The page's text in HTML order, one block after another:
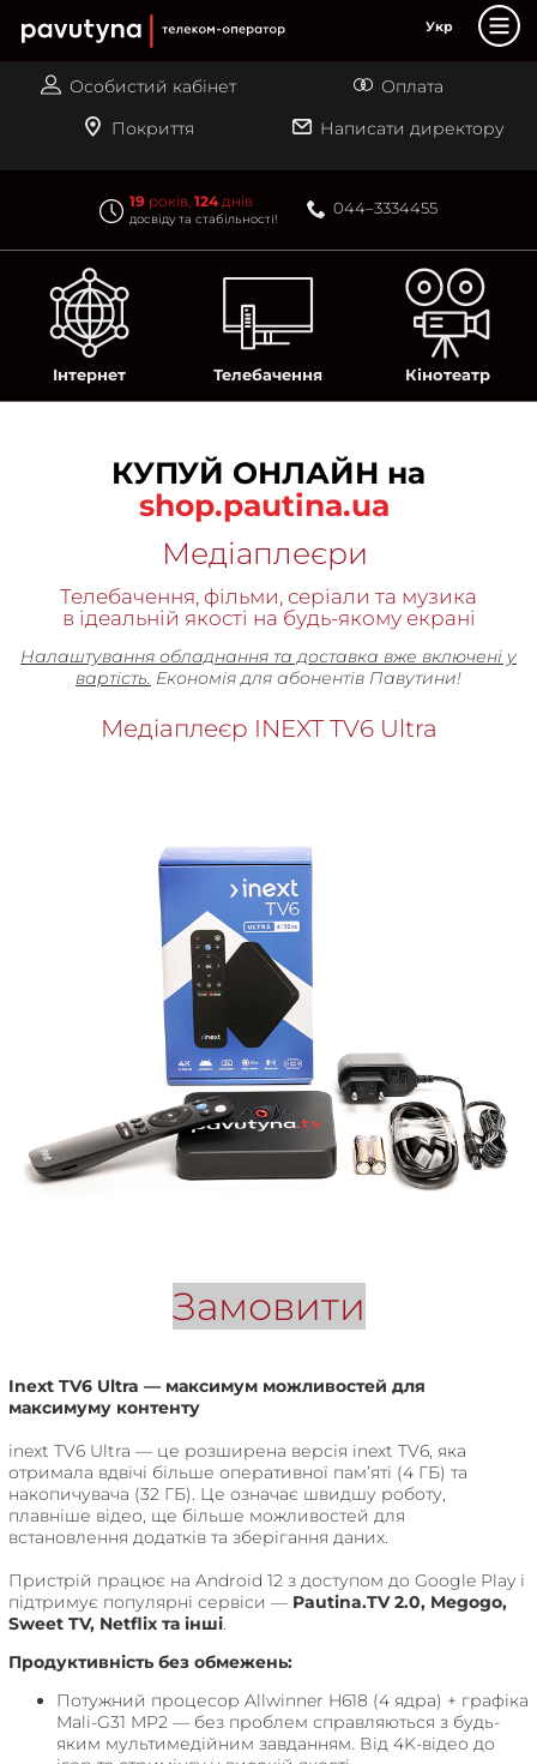
Укр
Особистий кабінет
Оплата
Покриття
Написати директору
Інтернет Телебачення Кінотеатр
19 років,124 днів
досвіду та стабільності!
044–3334455
Інтернет
Телебачення
Підтримка
Магазин
Контакти
Вакансії
КУПУЙ ОНЛАЙН на
shop.pautina.ua
Медіаплеєри
Телебачення, фільми, серіали та музика
в ідеальній якості на будь-якому екрані
Налаштування обладнання та доставка вже включені у
вартість. Економія для абонентів Павутини!
Медіаплеєр INEXT TV6 Ultra
Замовити
Inext TV6 Ultra — максимум можливостей для
максимуму контенту
inext TV6 Ultra — це розширена версія inext TV6, яка
отримала вдвічі більше оперативної пам’яті (4 ГБ) та
накопичувача (32 ГБ). Це означає швидшу роботу,
плавніше відео, ще більше можливостей для
встановлення додатків та зберігання даних.
Пристрій працює на Android 12 з доступом до Google Play і
підтримує популярні сервіси — Pautina.TV 2.0, Megogo,
Sweet TV, Netflix та інші.
Продуктивність без обмежень:
Потужний процесор Allwinner H618 (4 ядра) + графіка
Mali-G31 MP2 — без проблем справляються з будь-
яким мультимедійним завданням. Від 4K-відео до